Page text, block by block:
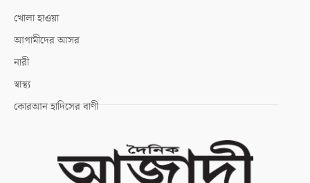
খোলা হাওয়া
আগামীদের আসর
নারী
স্বাস্থ্য
কোরআন হাদিসের বাণী